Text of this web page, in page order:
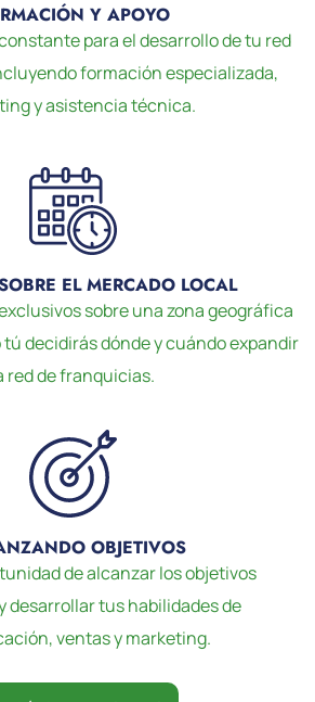
Y APOYO
para el desarrollo de tu red
formación especializada,
y asistencia técnica.
EL MERCADO LOCAL
sobre una zona geográfica
decidirás dónde y cuándo expandir
red de franquicias.
OBJETIVOS
de alcanzar los objetivos
desarrollar tus habilidades de
ventas y marketing.